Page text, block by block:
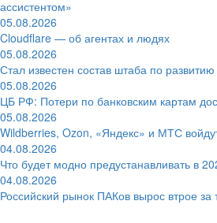
ассистентом»
05.08.2026
Cloudflare — об агентах и людях
05.08.2026
Стал известен состав штаба по
05.08.2026
ЦБ РФ: Потери по банковским картам
05.08.2026
Wildberries, Ozon, «Яндекс» и МТС
04.08.2026
Что будет модно предустанавливать в
04.08.2026
Российский рынок ПАКов вырос втрое за